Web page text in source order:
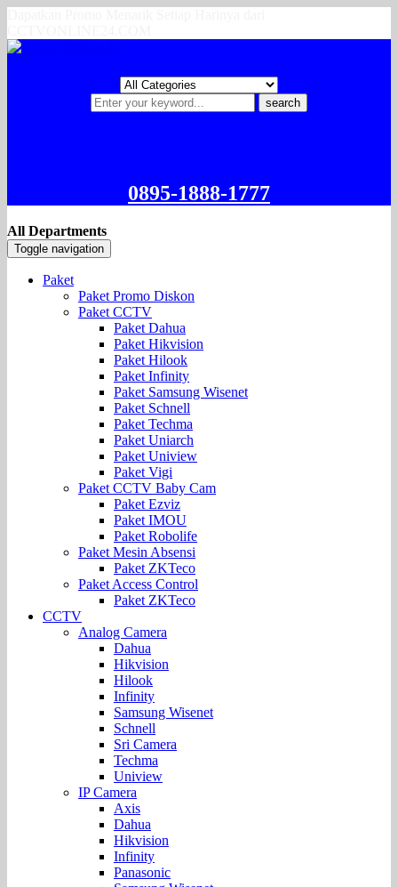
search
0895-1888-1777
All Departments
Toggle navigation
Paket
Paket Promo Diskon
Paket CCTV
Paket Dahua
Paket Hikvision
Paket Hilook
Paket Infinity
Paket Samsung Wisenet
Paket Schnell
Paket Techma
Paket Uniarch
Paket Uniview
Paket Vigi
Paket CCTV Baby Cam
Paket Ezviz
Paket IMOU
Paket Robolife
Paket Mesin Absensi
Paket ZKTeco
Paket Access Control
Paket ZKTeco
CCTV
Analog Camera
Dahua
Hikvision
Hilook
Infinity
Samsung Wisenet
Schnell
Sri Camera
Techma
Uniview
IP Camera
Axis
Dahua
Hikvision
Infinity
Panasonic